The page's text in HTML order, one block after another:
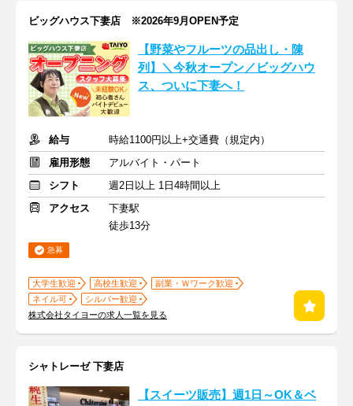
ビッグハウス下妻店 ※2026年9月OPEN予定
【野菜やフルーツの品出し・陳
列】＼今秋オープン／ビッグハウ
ス、ついに下妻へ！
給与
時給1100円以上+交通費（規定内）
雇用形態
アルバイト・パート
シフト
週2日以上 1日4時間以上
アクセス
下妻駅
徒歩13分
急募
大学生歓迎 高校生歓迎
副業・Ｗワーク歓迎
ネイル可
シルバー歓迎
株式会社タイヨーの求人一覧を見る
シャトレーゼ 下妻店
【スイーツ販売】週1日～OK＆ベ